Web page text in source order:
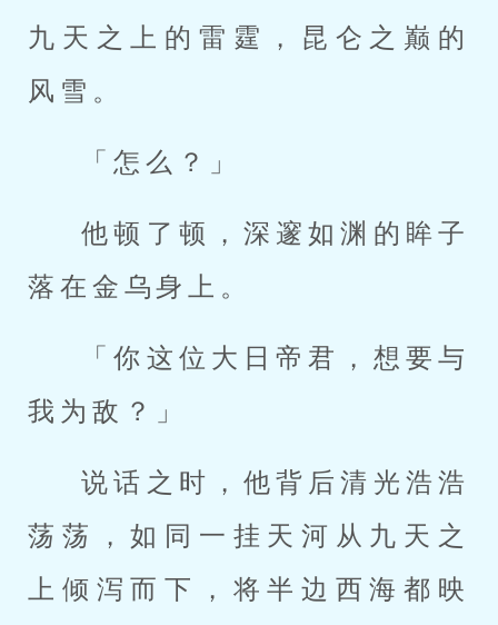
九天之上的雷霆，昆仑之巅的
风雪。
「怎么？」
他顿了顿，深邃如渊的眸子
落在金乌身上。
「你这位大日帝君，想要与
我为敌？」
说话之时，他背后清光浩浩
荡荡，如同一挂天河从九天之
上倾泻而下，将半边西海都映